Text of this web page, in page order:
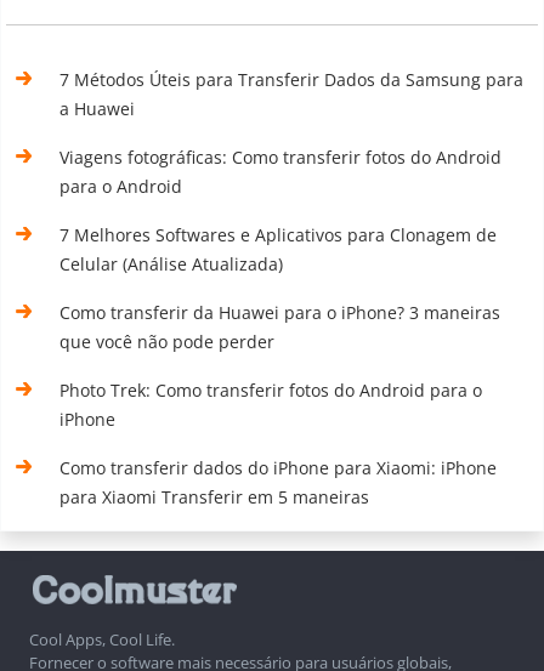
7 Métodos Úteis para Transferir Dados da Samsung para
a Huawei
Viagens fotográficas: Como transferir fotos do Android
para o Android
7 Melhores Softwares e Aplicativos para Clonagem de
Celular (Análise Atualizada)
Como transferir da Huawei para o iPhone? 3 maneiras
que você não pode perder
Photo Trek: Como transferir fotos do Android para o
iPhone
Como transferir dados do iPhone para Xiaomi: iPhone
para Xiaomi Transferir em 5 maneiras
Cool Apps, Cool Life.
Fornecer o software mais necessário para usuários globais,